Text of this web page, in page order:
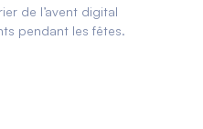
de l’avent digital
pendant les fêtes.